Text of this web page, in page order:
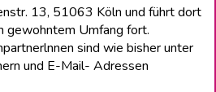
13, 51063 Köln und führt dort
gewohntem Umfang fort.
sind wie bisher unter
und E-Mail- Adressen